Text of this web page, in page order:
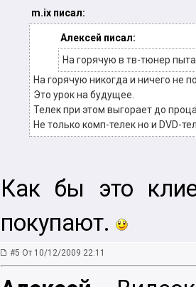
m.ix писал:
Алексей писал:
На горячую в тв-тюнер
На горячую никогда и ничего не
Это урок на будущее.
Телек при этом выгорает до
Не только комп-телек но и DVD-
Как бы это
покупают.
#5 От 10/12/2009 22:11